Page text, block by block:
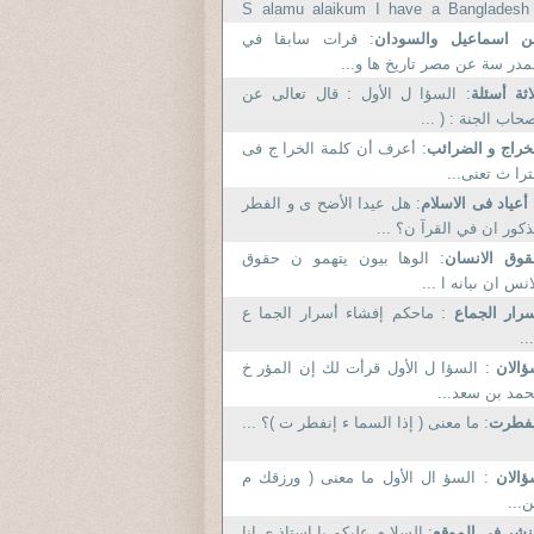
S alamu alaikum I have a
friend
اسماعيل والسودان: قرات سابقا في
سة عن مصر تاريخ ها و...
أسئلة: السؤا ل الأول : قال تعالى عن
الجنة : ( ...
و الضرائب: أعرف أن كلمة الخرا ج فى
ث تعنى...
أعياد فى الاسلام: هل عيدا الأضح ى و الفطر
ان في القرآ ن؟ ...
الانسان: الوها بيون يتهمو ن حقوق
ان ىبانه ا ...
الجماع : ماحكم إفشاء أسرار الجما ع
: السؤا ل الأول قرأت لك إن المؤر خ
بن سعد...
: ما معنى ( إذا السما ء إنفطر ت )؟ ...
: السؤ ال الأول ما معنى ( ورزقك م